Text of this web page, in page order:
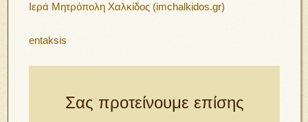
Ιερά Μητρόπολη Χαλκίδος (imchalkidos.gr)
entaksis
Σας προτείνουμε επίσης